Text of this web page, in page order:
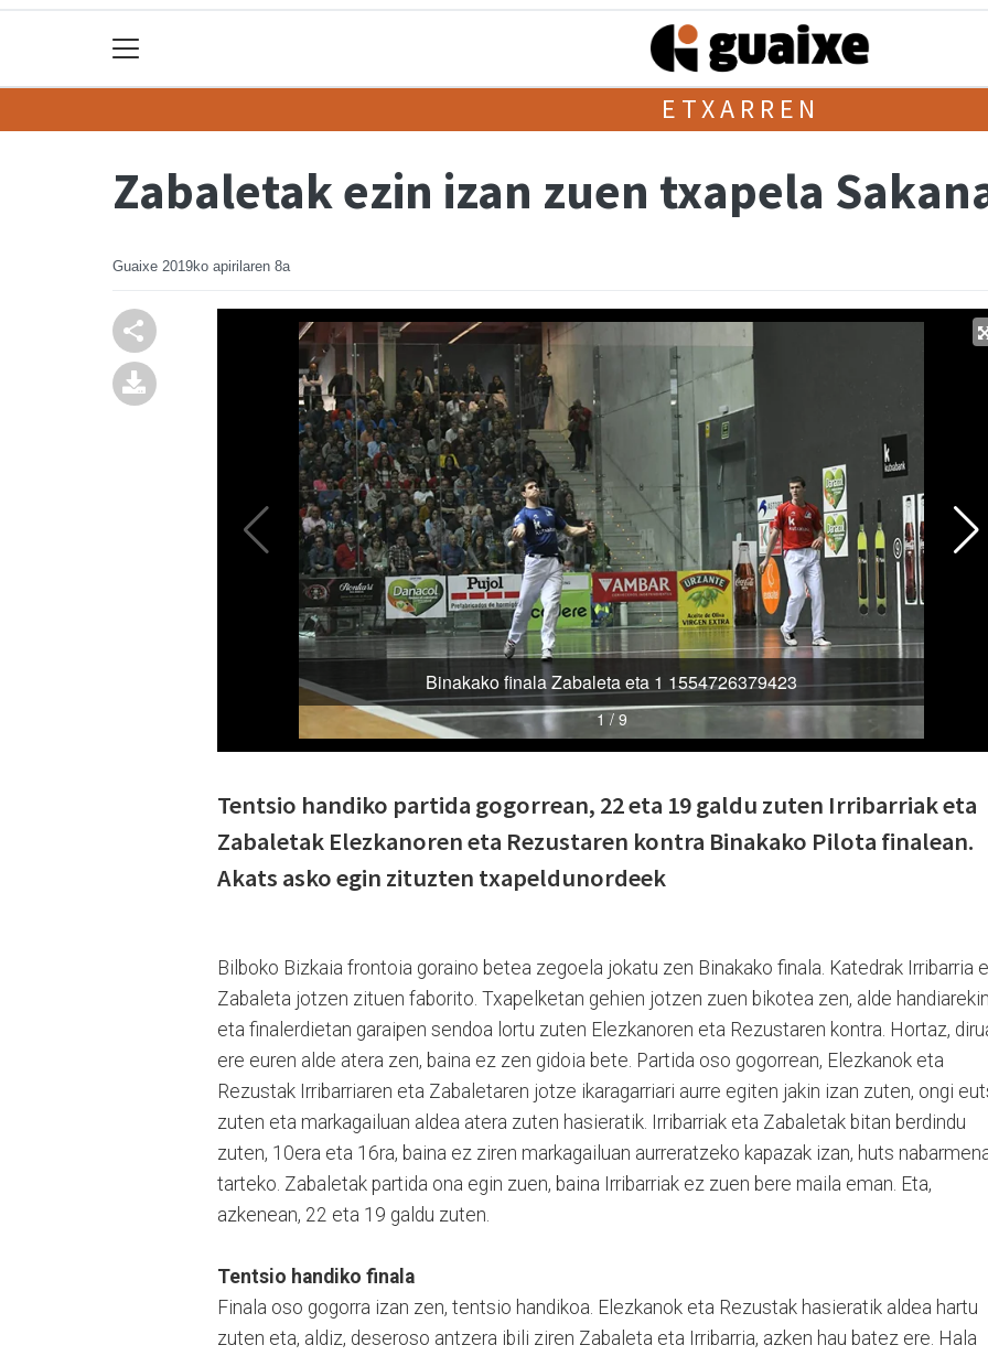
ETXARREN
Zabaletak ezin izan zuen txapela
Guaixe 2019ko apirilaren 8a
Tentsio handiko partida gogorrean, 22 eta 19 galdu zuten Irribarriak eta
Zabaletak Elezkanoren eta Rezustaren kontra Binakako Pilota finalean.
Akats asko egin zituzten txapeldunordeek
Bilboko Bizkaia frontoia goraino betea zegoela jokatu zen Binakako finala. Katedrak Irribarria
Zabaleta jotzen zituen faborito. Txapelketan gehien jotzen zuen bikotea zen, alde
eta finalerdietan garaipen sendoa lortu zuten Elezkanoren eta Rezustaren kontra. Hortaz,
ere euren alde atera zen, baina ez zen gidoia bete. Partida oso gogorrean, Elezkanok eta
Rezustak Irribarriaren eta Zabaletaren jotze ikaragarriari aurre egiten jakin izan zuten, ongi
zuten eta markagailuan aldea atera zuten hasieratik. Irribarriak eta Zabaletak bitan berdindu
zuten, 10era eta 16ra, baina ez ziren markagailuan aurreratzeko kapazak izan, huts
tarteko. Zabaletak partida ona egin zuen, baina Irribarriak ez zuen bere maila eman. Eta,
azkenean, 22 eta 19 galdu zuten.
Tentsio handiko finala
Finala oso gogorra izan zen, tentsio handikoa. Elezkanok eta Rezustak hasieratik aldea hartu
zuten eta, aldiz, deseroso antzera ibili ziren Zabaleta eta Irribarria, azken hau batez ere. Hala